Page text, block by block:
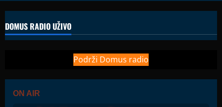
DOMUS RADIO UŽIVO
Podrži Domus radio
ON AIR